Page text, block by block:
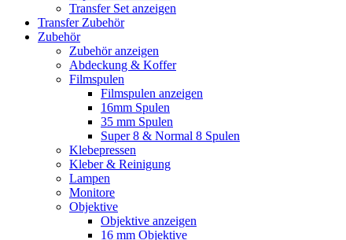
Transfer Set anzeigen
Transfer Zubehör
Zubehör
Zubehör anzeigen
Abdeckung & Koffer
Filmspulen
Filmspulen anzeigen
16mm Spulen
35 mm Spulen
Super 8 & Normal 8 Spulen
Klebepressen
Kleber & Reinigung
Lampen
Monitore
Objektive
Objektive anzeigen
16 mm Objektive